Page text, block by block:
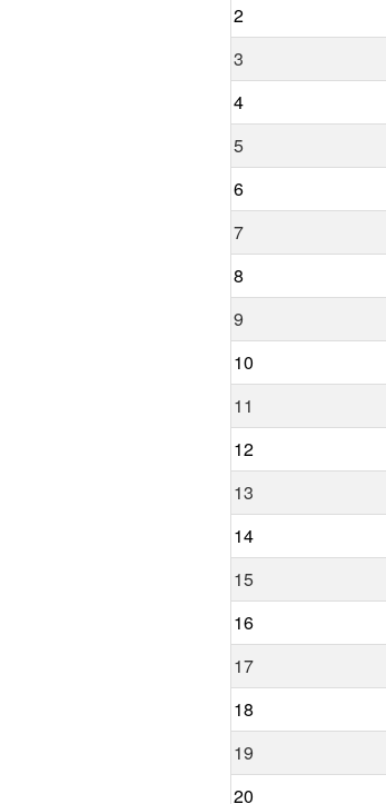
2
3
4
5
6
7
8
9
10
11
12
13
14
15
16
17
18
19
20